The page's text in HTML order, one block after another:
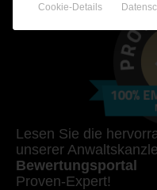
Lesen Sie die
unserer
Bewertungsportal
Proven-Expert!
Cookie-Details